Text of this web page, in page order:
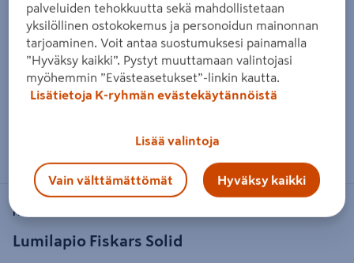
Zoomaa kuvaa sormilla kosketusnäytöllä
Lumilapio Fiskars Solid
FISKARS
palveluiden tehokkuutta sekä mahdollistetaan
yksilöllinen ostokokemus ja personoidun mainonnan
tarjoaminen. Voit antaa suostumuksesi painamalla
”Hyväksy kaikki”. Pystyt muuttamaan valintojasi
myöhemmin ”Evästeasetukset”-linkin kautta.
Lisätietoja K-ryhmän evästekäytännöistä
Lisää valintoja
Vain välttämättömät Hyväksy kaikki